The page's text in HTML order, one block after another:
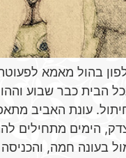
בהול מאמא
הבית כבר שבוע
עונת האביב
הימים מתחילים
בעונה חמה, והכניסה